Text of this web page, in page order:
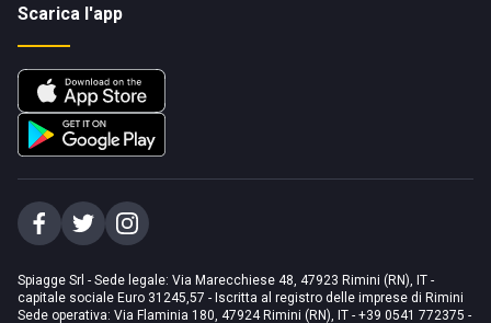
Scarica l'app
Spiagge Srl - Sede legale: Via Marecchiese 48, 47923 Rimini (RN), IT -
capitale sociale Euro 31245,57 - Iscritta al registro delle imprese di Rimini
Sede operativa: Via Flaminia 180, 47924 Rimini (RN), IT - +39 0541 772375 -